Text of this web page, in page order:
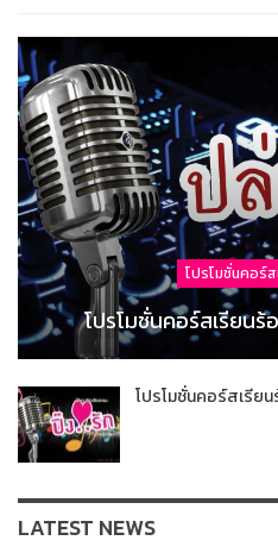
โปรโมชั่นคอร์สเรียน
โปรโมชั่นคอร์สเรีย
LATEST NEWS